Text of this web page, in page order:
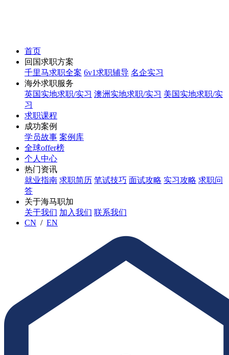
首页
回国求职方案
千里马求职全案 6v1求职辅导 名企实习
海外求职服务
英国实地求职/实习 澳洲实地求职/实习 美国实地求职/实
习
求职课程
成功案例
学员故事 案例库
全球offer榜
个人中心
热门资讯
就业指南 求职简历 笔试技巧 面试攻略 实习攻略 求职问
答
关于海马职加
关于我们 加入我们 联系我们
CN / EN